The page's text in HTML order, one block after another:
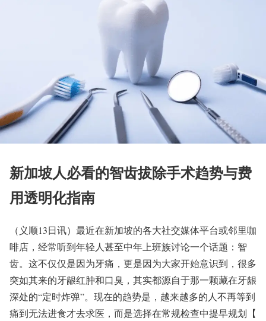
新加坡人必看的智齿拔除手术趋势与费
用透明化指南
（义顺13日讯）最近在新加坡的各大社交媒体平台或邻里咖
啡店，经常听到年轻人甚至中年上班族讨论一个话题：智
齿。这不仅仅是因为牙痛，更是因为大家开始意识到，很多
突如其来的牙龈红肿和口臭，其实都源自于那一颗藏在牙龈
深处的“定时炸弹”。现在的趋势是，越来越多的人不再等到
痛到无法进食才去求医，而是选择在常规检查中提早规划【